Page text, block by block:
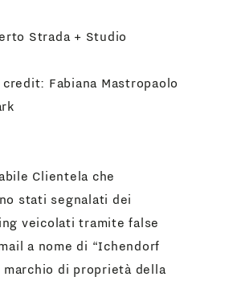
Strada + Studio
Fabiana Mastropaolo
Clientela che
stati segnalati dei
veicolati tramite false
a nome di “Ichendorf
marchio di proprietà della